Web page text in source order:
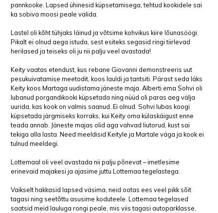
pannkooke. Lapsed ühinesid küpsetamisega, tehtud kookidele sai
ka sobiva moosi peale valida.
Lastel oli kõht tühjaks läinud ja võtsime kohvikus kiire lõunasöögi.
Pikalt ei olnud aega istuda, sest esiteks segasid ringi tiirlevad
herilased ja teiseks oli ju nii palju veel avastada!
Keity vaatas etendust, kus rebane Giovanni demonstreeris uut
pesukuivatamise meetodit, koos lauldi ja tantsiti. Pärast seda läks
Keity koos Martaga uudistama jäneste maja. Alberti ema Sohvi oli
lubanud porgandikooki küpsetada ning nüüd oli paras aeg välja
uurida, kas kook on valmis saanud. Ei olnud. Sohvi lubas koogi
küpsetada järgmiseks korraks, kui Keity oma külaskäigust enne
teada annab. Jäneste majas olid aga vahvad liutorud, kust sai
tekiga alla lasta. Need meeldisid Keityle ja Martale väga ja kook ei
tulnud meeldegi.
Lottemaal oli veel avastada nii palju põnevat – imetlesime
erinevaid majakesi ja ajasime juttu Lottemaa tegelastega.
Vaikselt hakkasid lapsed väsima, neid ootas ees veel pikk sõit
tagasi ning seetõttu asusime koduteele. Lottemaa tegelased
saatsid meid lauluga rongi peale, mis viis tagasi autoparklasse.